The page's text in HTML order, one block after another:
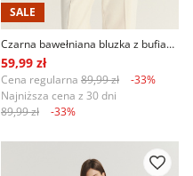
SALE
Czarna bawełniana bluzka z bufiastymi rękawami
59,99 zł
Cena regularna 89,99 zł
-33%
Najniższa cena z 30 dni
89,99 zł
-33%